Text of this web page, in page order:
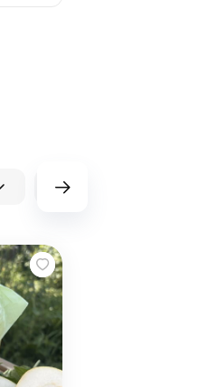
cv/filters/name_fast_delivery